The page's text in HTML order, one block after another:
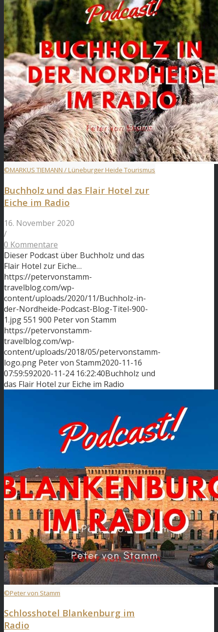
©MARKUS TIEMANN / Lüneburger Heide Tourismus
Buchholz und das Flair Hotel zur
Eiche im Radio
16. November 2020
/
0 Kommentare
Dieser Podcast über Buchholz und das
Flair Hotel zur Eiche…
https://petervonstamm-
travelblog.com/wp-
content/uploads/2020/11/Buchholz-in-
der-Nordheide-Podcast-Blog-Titel-900-
1.jpg551 900 Peter von Stamm
https://petervonstamm-
travelblog.com/wp-
content/uploads/2018/05/petervonstamm-
logo.png Peter von Stamm2020-11-16
07:59:592020-11-24 16:22:40Buchholz und
das Flair Hotel zur Eiche im Radio
©Peter von Stamm
Schlosshotel Blankenburg im
Radio